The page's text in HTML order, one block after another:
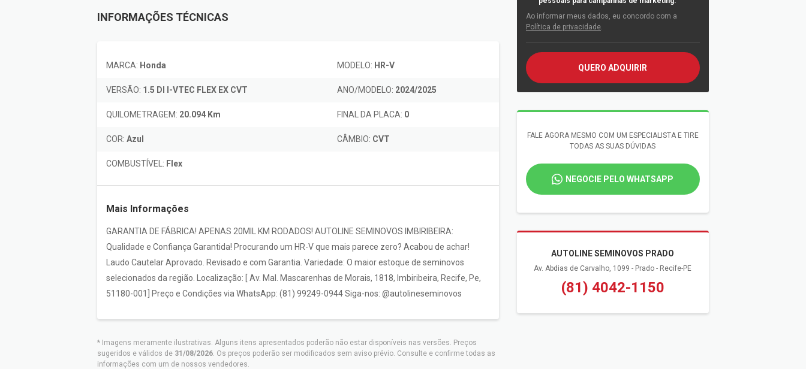
INFORMAÇÕES TÉCNICAS
MARCA: Honda MODELO: HR-V
VERSÃO: 1.5 DI I-VTEC FLEX EX CVT ANO/MODELO: 2024/2025
QUILOMETRAGEM: 20.094 Km FINAL DA PLACA: 0
COR: Azul CÂMBIO: CVT
COMBUSTÍVEL: Flex
Mais Informações
GARANTIA DE FÁBRICA! APENAS 20MIL KM RODADOS! AUTOLINE SEMINOVOS IMBIRIBEIRA:
Qualidade e Confiança Garantida! Procurando um HR-V que mais parece zero? Acabou de achar!
Laudo Cautelar Aprovado. Revisado e com Garantia. Variedade: O maior estoque de seminovos
selecionados da região. Localização: [ Av. Mal. Mascarenhas de Morais, 1818, Imbiribeira, Recife, Pe,
51180-001] Preço e Condições via WhatsApp: (81) 99249-0944 Siga-nos: @autolineseminovos
* Imagens meramente ilustrativas. Alguns itens apresentados poderão não estar disponíveis nas versões. Preços
sugeridos e válidos de 31/08/2026. Os preços poderão ser modificados sem aviso prévio. Consulte e confirme todas as
informações com um de nossos vendedores.
Ao informar meus dados, eu concordo com a
Política de privacidade.
QUERO ADQUIRIR
FALE AGORA MESMO COM UM ESPECIALISTA E TIRE
TODAS AS SUAS DÚVIDAS
NEGOCIE PELO WHATSAPP
AUTOLINE SEMINOVOS PRADO
Av. Abdias de Carvalho, 1099 - Prado - Recife-PE
(81) 4042-1150